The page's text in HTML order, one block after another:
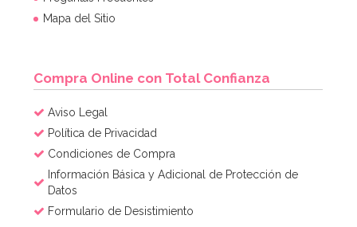
Mapa del Sitio
Compra Online con Total Confianza
Aviso Legal
Política de Privacidad
Condiciones de Compra
Información Básica y Adicional de Protección de
Datos
Formulario de Desistimiento